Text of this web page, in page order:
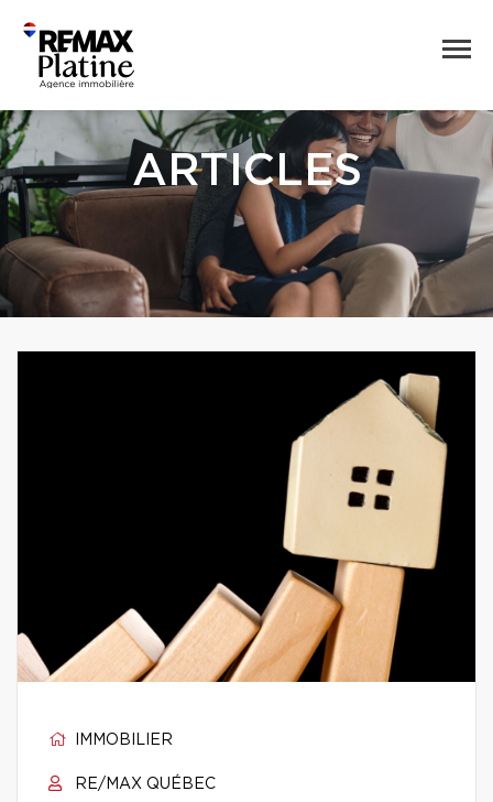
ARTICLES
IMMOBILIER
RE/MAX QUÉBEC